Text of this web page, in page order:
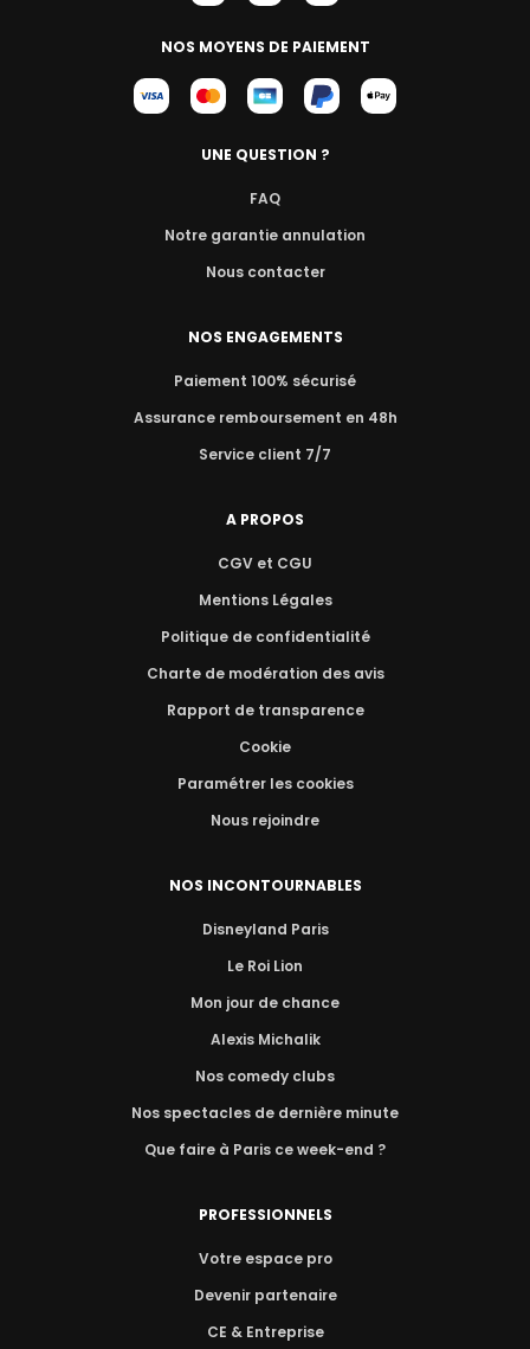
NOS MOYENS DE PAIEMENT
UNE QUESTION ?
FAQ
Notre garantie annulation
Nous contacter
NOS ENGAGEMENTS
Paiement 100% sécurisé
Assurance remboursement en 48h
Service client 7/7
A PROPOS
CGV et CGU
Mentions Légales
Politique de confidentialité
Charte de modération des avis
Rapport de transparence
Cookie
Paramétrer les cookies
Nous rejoindre
NOS INCONTOURNABLES
Disneyland Paris
Le Roi Lion
Mon jour de chance
Alexis Michalik
Nos comedy clubs
Nos spectacles de dernière minute
Que faire à Paris ce week-end ?
PROFESSIONNELS
Votre espace pro
Devenir partenaire
CE & Entreprise